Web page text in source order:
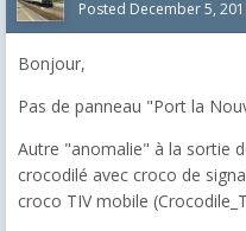
Posted December 5,
Bonjour,
Pas de panneau "Port la
Autre "anomalie" à la sortie
crocodilé avec croco de
croco TIV mobile